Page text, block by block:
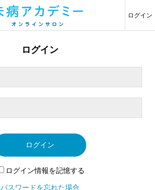
ログイン
ログイン
ログイン
ログイン情報を記憶する
パスワードを忘れた場合